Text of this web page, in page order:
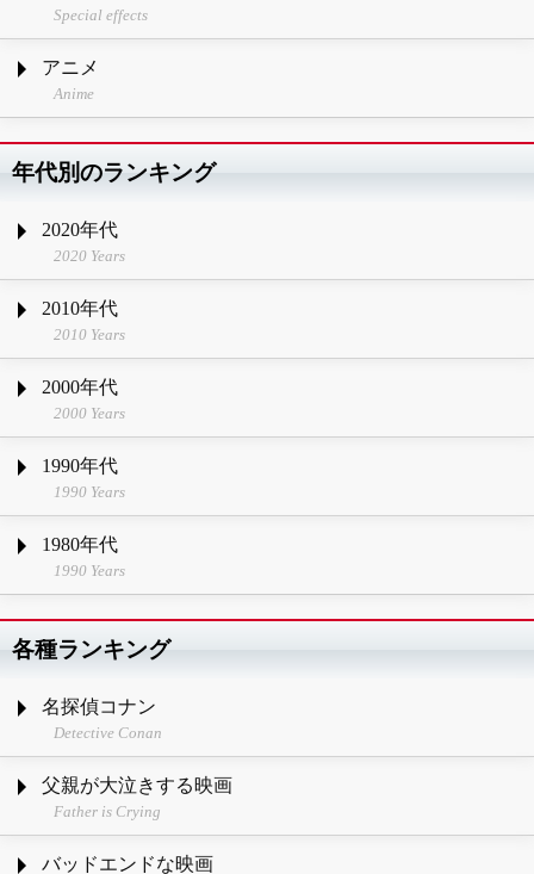
Special effects
アニメ
Anime
年代別のランキング
2020年代
2020 Years
2010年代
2010 Years
2000年代
2000 Years
1990年代
1990 Years
1980年代
1990 Years
各種ランキング
名探偵コナン
Detective Conan
父親が大泣きする映画
Father is Crying
バッドエンドな映画